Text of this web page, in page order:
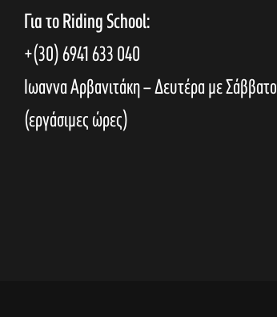
Για το Riding School:
+(30) 6941 633 040
Ιωαννα Αρβανιτάκη – Δευτέρα με Σάββατο
(εργάσιμες ώρες)